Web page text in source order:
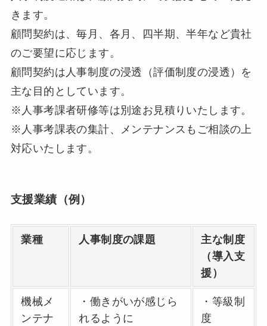
きます。
顧問契約は、毎月、各月、四半期、半年など貴社
のご要望に応じます。
顧問契約は人事制度の浸透（評価制度の浸透）を
主な目的としています。
※人事考課者研修等は別途お見積りいたします。
※人事考課表の集計、メンテナンスもご相談の上
対応いたします。
支援業績（例）
業種 人事制度の課題
主な制度
（導入支
援）
機械メ
ンテナ
・働きがいが感じら
れるように
・等級制
度